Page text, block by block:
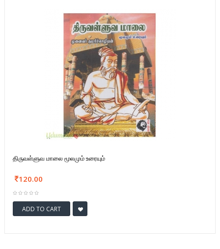
திருவள்ளுவ மாலை மூலமும் உரையும்
120.00
ADD TO CART